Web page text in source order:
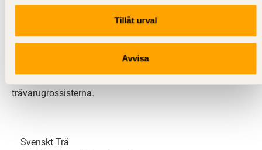
Tillåt urval
Avvisa
Svenskt Trä representerar svensk sågverksindustri
och är en del av branschorganisationen
svensk limträ-, KL-trä- och förpackningsindustri samt
trävarugrossisterna.
Svenskt Trä